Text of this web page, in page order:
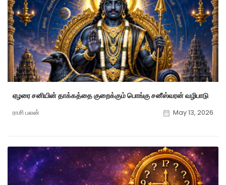
ஏழரை சனியின் தாக்கத்தை குறைக்கும் பொங்கு சனீஸ்வரன் வழிபாடு
ராசி பலன் May 13, 2026